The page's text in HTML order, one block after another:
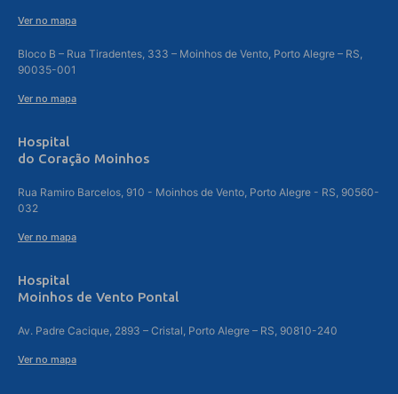
Ver no mapa
Bloco B – Rua Tiradentes, 333 – Moinhos de Vento, Porto Alegre – RS,
90035-001
Ver no mapa
Hospital
do Coração Moinhos
Rua Ramiro Barcelos, 910 - Moinhos de Vento, Porto Alegre - RS, 90560-
032
Ver no mapa
Hospital
Moinhos de Vento Pontal
Av. Padre Cacique, 2893 – Cristal, Porto Alegre – RS, 90810-240
Ver no mapa